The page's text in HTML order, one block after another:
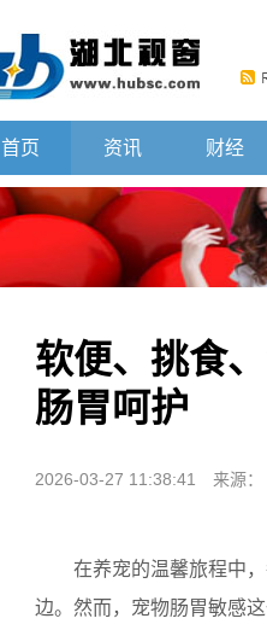
首页 资讯 财经
软便、挑食
肠胃呵护
2026-03-27 11:38:41 来源：
在养宠的温馨旅程中
边。然而，宠物肠胃敏感